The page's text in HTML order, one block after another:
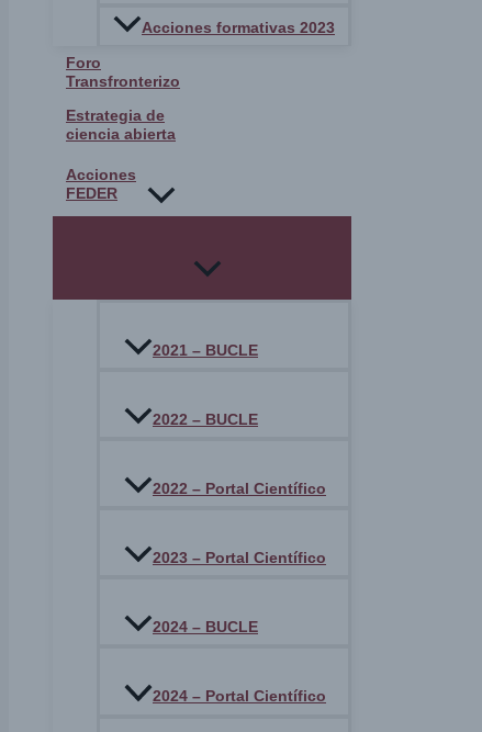
Acciones formativas 2023
Foro
Transfronterizo
Estrategia de
ciencia abierta
Acciones
FEDER
2021 – BUCLE
2022 – BUCLE
2022 – Portal Científico
2023 – Portal Científico
2024 – BUCLE
2024 – Portal Científico